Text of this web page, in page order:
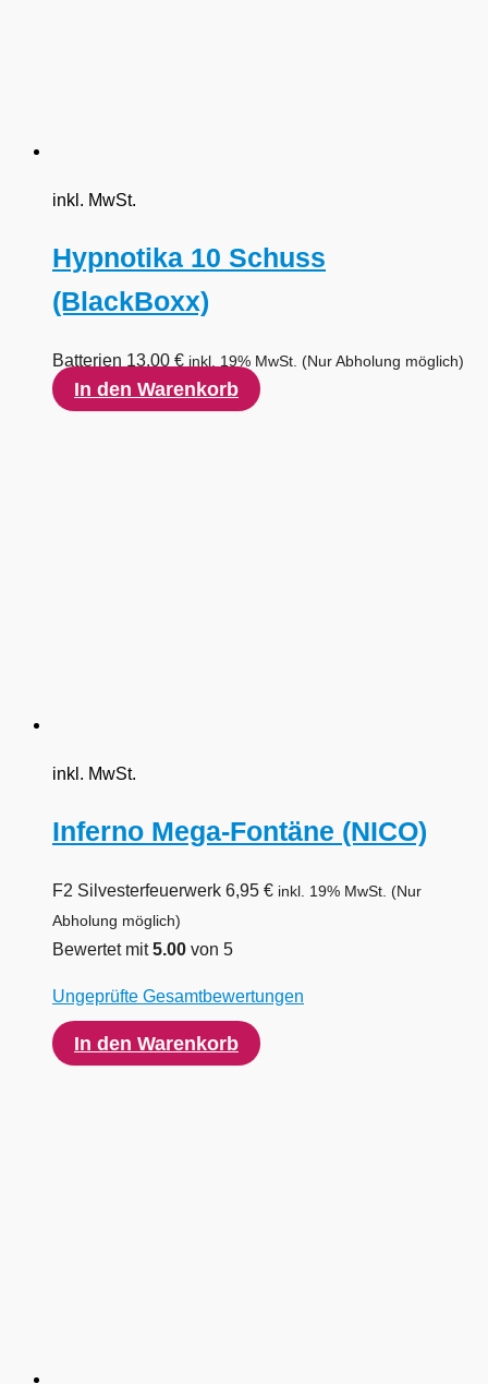
inkl. MwSt.
Hypnotika 10 Schuss
(BlackBoxx)
Batterien 13,00 € inkl. 19% MwSt. (Nur Abholung möglich)
In den Warenkorb
inkl. MwSt.
Inferno Mega-Fontäne (NICO)
F2 Silvesterfeuerwerk 6,95 € inkl. 19% MwSt. (Nur
Abholung möglich)
Bewertet mit5.00 von 5
Ungeprüfte Gesamtbewertungen
In den Warenkorb